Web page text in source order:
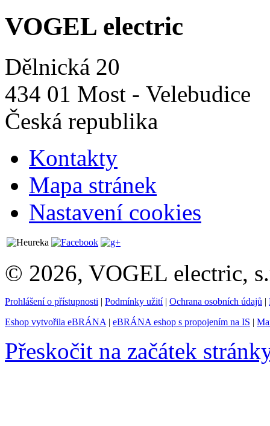
VOGEL electric
Dělnická 20
434 01 Most - Velebudice
Česká republika
Kontakty
Mapa stránek
Nastavení cookies
© 2026, VOGEL electric,
Prohlášení o přístupnosti | Podmínky užití| Ochrana osobních údajů |
Eshop vytvořila eBRÁNA | eBRÁNA eshop s propojením na IS |
Přeskočit na začátek